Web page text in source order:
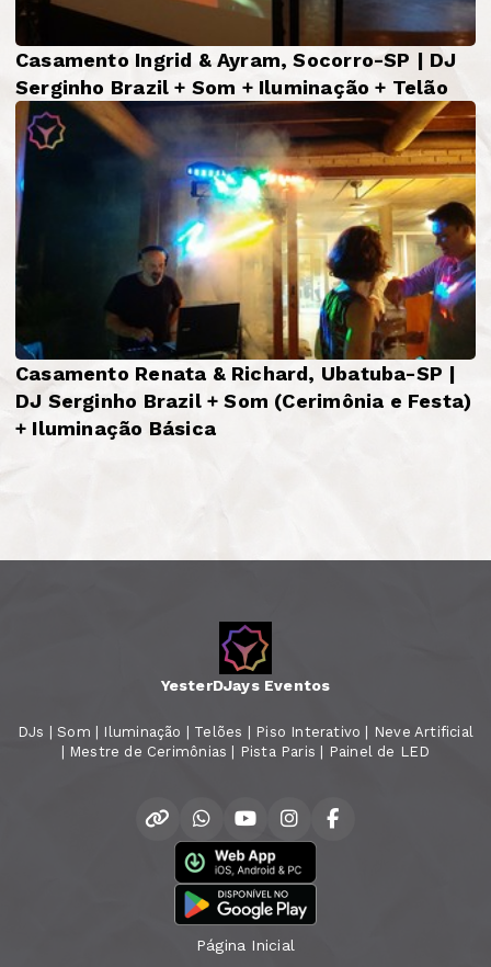
Casamento Ingrid & Ayram, Socorro-SP | DJ
Serginho Brazil + Som + Iluminação + Telão
Casamento Renata & Richard, Ubatuba-SP |
DJ Serginho Brazil + Som (Cerimônia e Festa)
+ Iluminação Básica
YesterDJays Eventos
DJs | Som | Iluminação | Telões | Piso Interativo | Neve Artificial
| Mestre de Cerimônias | Pista Paris | Painel de LED
Página Inicial